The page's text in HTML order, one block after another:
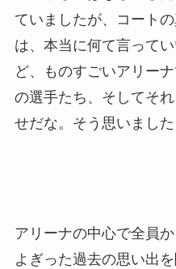
ていましたが、コート
は、本当に何て言って
ど、ものすごいアリー
の選手たち、そしてそ
せだな。そう思いました
アリーナの中心で全員
よぎった過去の思い出